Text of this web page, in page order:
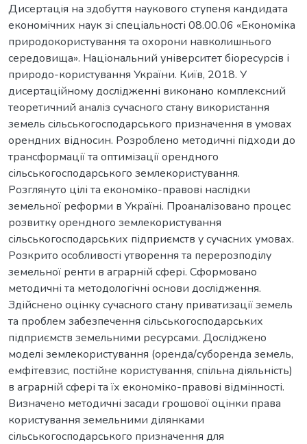
Дисертація на здобуття наукового ступеня кандидата
економічних наук зі спеціальності 08.00.06 «Економіка
природокористування та охорони навколишнього
середовища». Національний університет біоресурсів і
природо-користування України. Київ, 2018. У
дисертаційному дослідженні виконано комплексний
теоретичний аналіз сучасного стану використання
земель сільськогосподарського призначення в умовах
орендних відносин. Розроблено методичні підходи до
трансформації та оптимізації орендного
сільськогосподарського землекористування.
Розглянуто цілі та економіко-правові наслідки
земельної реформи в Україні. Проаналізовано процес
розвитку орендного землекористування
сільськогосподарських підприємств у сучасних умовах.
Розкрито особливості утворення та перерозподілу
земельної ренти в аграрній сфері. Сформовано
методичні та методологічні основи дослідження.
Здійснено оцінку сучасного стану приватизації земель
та проблем забезпечення сільськогосподарських
підприємств земельними ресурсами. Досліджено
моделі землекористування (оренда/суборенда земель,
емфітевзис, постійне користування, спільна діяльність)
в аграрній сфері та їх економіко-правові відмінності.
Визначено методичні засади грошової оцінки права
користування земельними ділянками
сільськогосподарського призначення для